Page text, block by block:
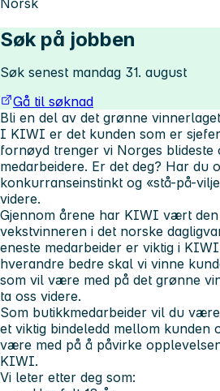
Søk på jobben
Søk senest mandag 31. august
Gå til søknad
Bli en del av det grønne
I KIWI er det kunden som er
fornøyd trenger vi Norges blideste
medarbeidere. Er det deg? Har du
konkurranseinstinkt og «stå-på-
videre.
Gjennom årene har KIWI vært
vekstvinneren i det norske
eneste medarbeider er viktig i
hverandre bedre skal vi vinne
som vil være med på det grønne
ta oss videre.
Som butikkmedarbeider vil du
et viktig bindeledd mellom kunden
være med på å påvirke
KIWI.
Vi leter etter deg som: